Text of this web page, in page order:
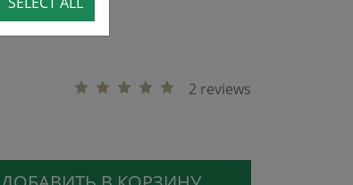
2 reviews